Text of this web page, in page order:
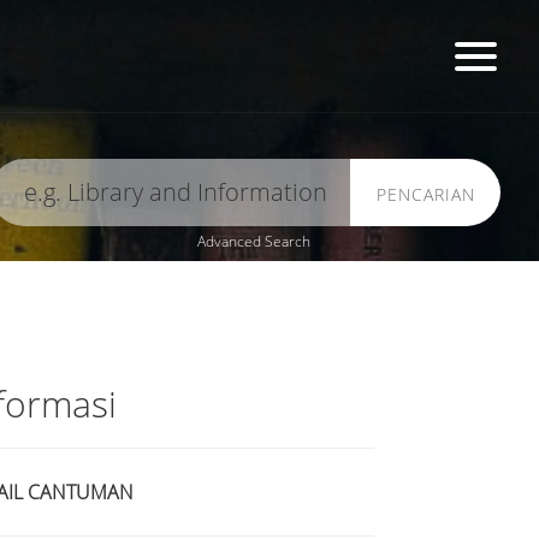
PENCARIAN
Advanced Search
CANTUMAN